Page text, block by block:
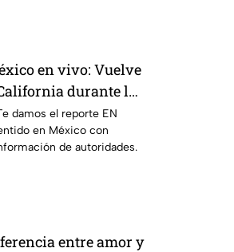
en vivo: Vuelve
durante la
damos el reporte EN
en México con
de autoridades.
entre amor y